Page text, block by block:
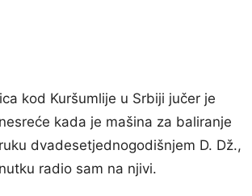
kod Kuršumlije u Srbiji jučer je
kada je mašina za baliranje
dvadesetjednogodišnjem D. Dž.,
radio sam na njivi.